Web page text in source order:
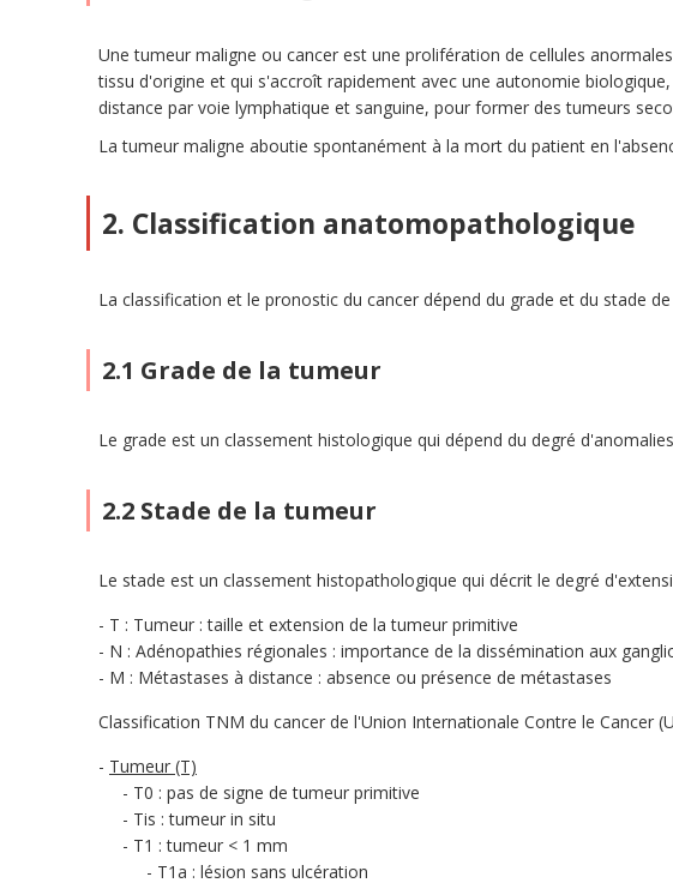
Une tumeur maligne ou cancer est une prolifération de cellules
tissu d'origine et qui s'accroît rapidement avec une autonomie
distance par voie lymphatique et sanguine, pour former des tumeurs
La tumeur maligne aboutie spontanément à la mort du patient en
2. Classification anatomopathologique
La classification et le pronostic du cancer dépend du grade et du stade
2.1 Grade de la tumeur
Le grade est un classement histologique qui dépend du degré
2.2 Stade de la tumeur
Le stade est un classement histopathologique qui décrit le degré
T : Tumeur : taille et extension de la tumeur primitive
N : Adénopathies régionales : importance de la dissémination aux
M : Métastases à distance : absence ou présence de métastases
Classification TNM du cancer de l'Union Internationale Contre le Cancer
Tumeur (T)
T0 : pas de signe de tumeur primitive
Tis : tumeur in situ
T1 : tumeur < 1 mm
T1a : lésion sans ulcération